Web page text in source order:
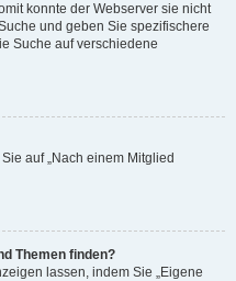
konnte der Webserver sie nicht
und geben Sie spezifischere
Suche auf verschiedene
auf „Nach einem Mitglied
Themen finden?
lassen, indem Sie „Eigene